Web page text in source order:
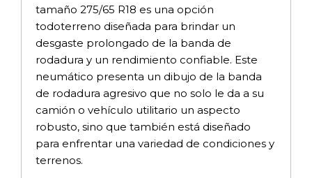
tamaño 275/65 R18 es una opción
todoterreno diseñada para brindar un
desgaste prolongado de la banda de
rodadura y un rendimiento confiable. Este
neumático presenta un dibujo de la banda
de rodadura agresivo que no solo le da a su
camión o vehículo utilitario un aspecto
robusto, sino que también está diseñado
para enfrentar una variedad de condiciones y
terrenos.